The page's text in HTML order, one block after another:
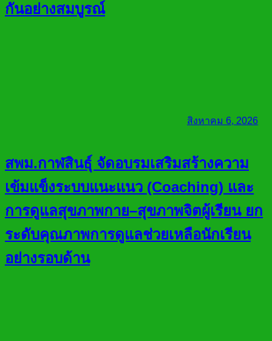
กันอย่างสมบูรณ์
สิงหาคม 6, 2026
สพม.กาฬสินธุ์ จัดอบรมเสริมสร้างความ
เข้มแข็งระบบแนะแนว (Coaching) และ
การดูแลสุขภาพกาย–สุขภาพจิตผู้เรียน ยก
ระดับคุณภาพการดูแลช่วยเหลือนักเรียน
อย่างรอบด้าน